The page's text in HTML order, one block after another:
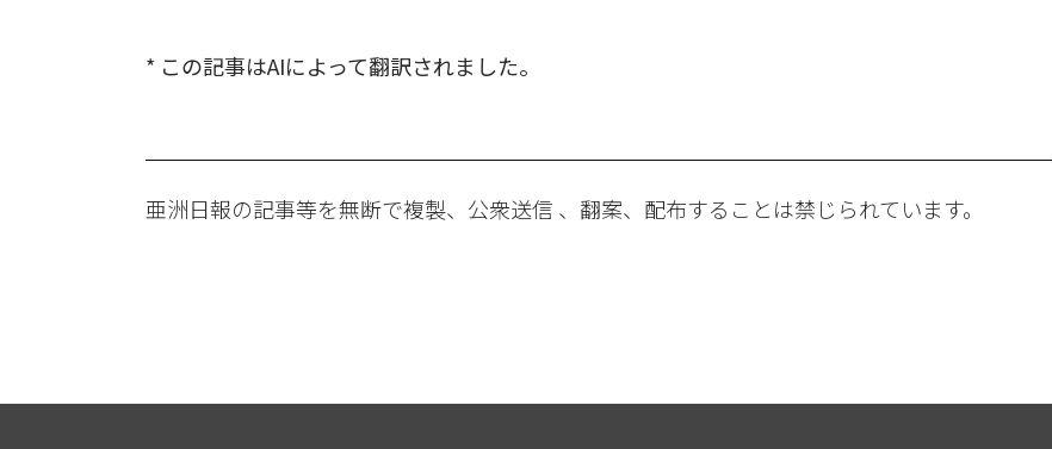
* この記事はAIによって翻訳されました。
亜洲日報の記事等を無断で複製、公衆送信 、翻案、配布することは禁じられています。